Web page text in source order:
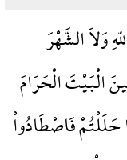
وَلاَ الشَّهْرَ
الْبَيْتَ الْحَرَامَ
فَاصْطَادُواْ